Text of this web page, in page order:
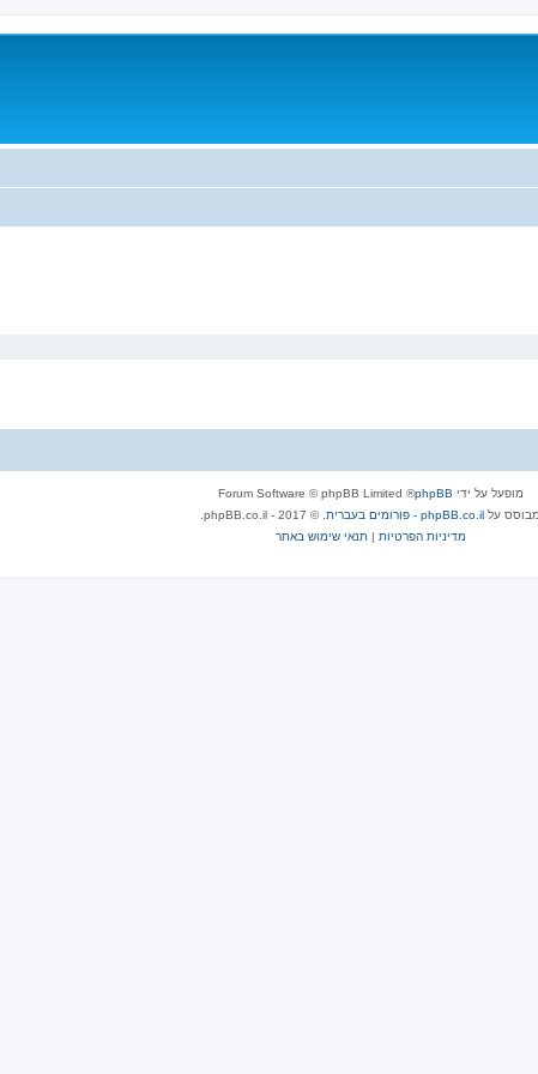
מופעל על ידי phpBB
® Forum Software © phpBB Limited
מבוסס על phpBB.co.il - פורומים בעברית
. © 2017 - phpBB.co.il.
מדיניות הפרטיות |תנאי שימוש באתר